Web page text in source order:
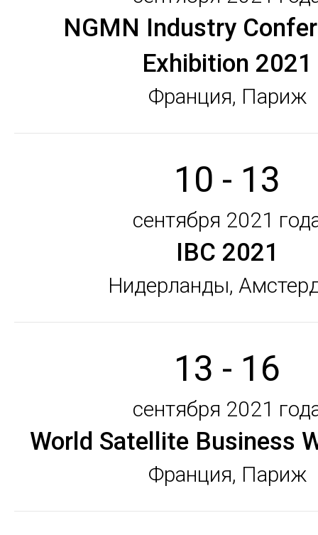
NGMN Industry
Exhibition 2021
Франция, Париж
10 - 13
сентября 2021
IBC 2021
Нидерланды,
13 - 16
сентября 2021
World Satellite Business
Франция, Париж